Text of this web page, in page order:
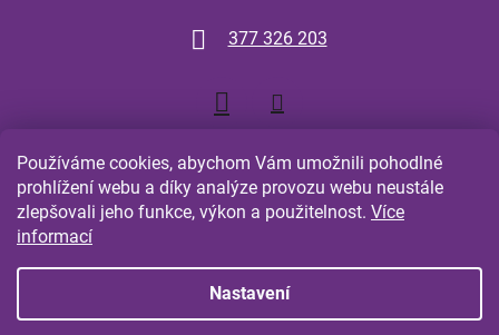
Používáme cookies, abychom Vám umožnili pohodlné
prohlížení webu a díky analýze provozu webu neustále
zlepšovali jeho funkce, výkon a použitelnost. Více
informací
Nastavení
377 326 203
Shoptet.cz Comgate.cz